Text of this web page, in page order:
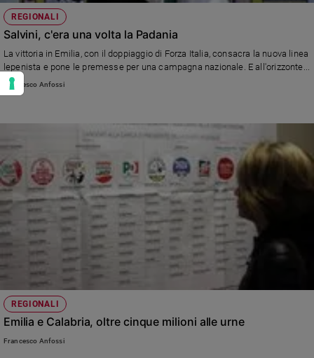
REGIONALI
Salvini, c'era una volta la Padania
La vittoria in Emilia, con il doppiaggio di Forza Italia, consacra la nuova linea
lepenista e pone le premesse per una campagna nazionale. E all'orizzonte...
Francesco Anfossi
REGIONALI
Emilia e Calabria, oltre cinque milioni alle urne
Francesco Anfossi